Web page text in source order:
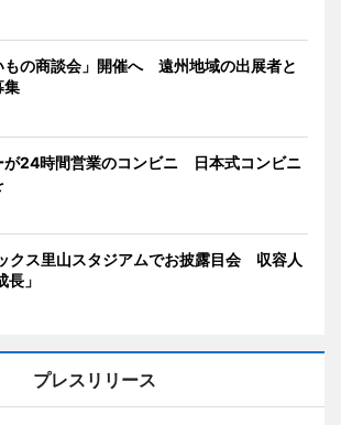
もの商談会」開催へ 遠州地域の出展者と
集
が24時間営業のコンビニ 日本式コンビニ
クス里山スタジアムでお披露目会 収容人
」
プレスリリース